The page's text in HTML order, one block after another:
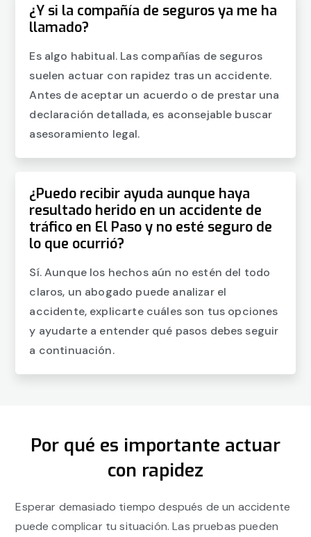
¿Y si la compañía de seguros ya me ha
llamado?
Es algo habitual. Las compañías de seguros
suelen actuar con rapidez tras un accidente.
Antes de aceptar un acuerdo o de prestar una
declaración detallada, es aconsejable buscar
asesoramiento legal.
¿Puedo recibir ayuda aunque haya
resultado herido en un accidente de
tráfico en El Paso y no esté seguro de
lo que ocurrió?
Sí. Aunque los hechos aún no estén del todo
claros, un abogado puede analizar el
accidente, explicarte cuáles son tus opciones
y ayudarte a entender qué pasos debes seguir
a continuación.
Por qué es importante actuar
con rapidez
Esperar demasiado tiempo después de un accidente
puede complicar tu situación. Las pruebas pueden